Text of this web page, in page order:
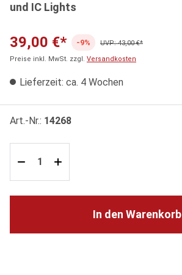
und IC Lights
39,00 €* -9%
UVP: 43,00 €*
Preise inkl. MwSt. zzgl. Versandkosten
Lieferzeit: ca. 4 Wochen
Art.-Nr.: 14268
In den Warenkorb